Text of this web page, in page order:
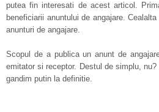
putea fin interesati de acest articol.
beneficiarii anuntului de angajare.
anunturi de angajare.
Scopul de a publica un anunt de
emitator si receptor. Destul de simplu,
gandim putin la definitie.